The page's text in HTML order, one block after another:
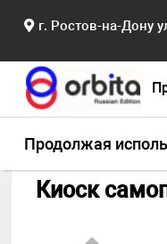
г. Ростов-на-Дону
Продолжая
Главная
Киоск